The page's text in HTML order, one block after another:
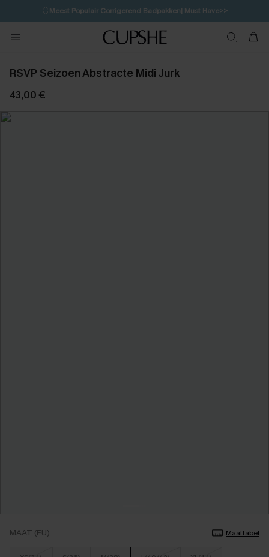
🩱Meest Populair Corrigerend Badpakken| Must Have>>
💌Abonneer je & ontvang tot 15% korting>>
Koop 3, krijg 15% korting | CODE: SW15
RSVP Seizoen Abstracte Midi Jurk
43,00 €
MAAT (EU) Maattabel